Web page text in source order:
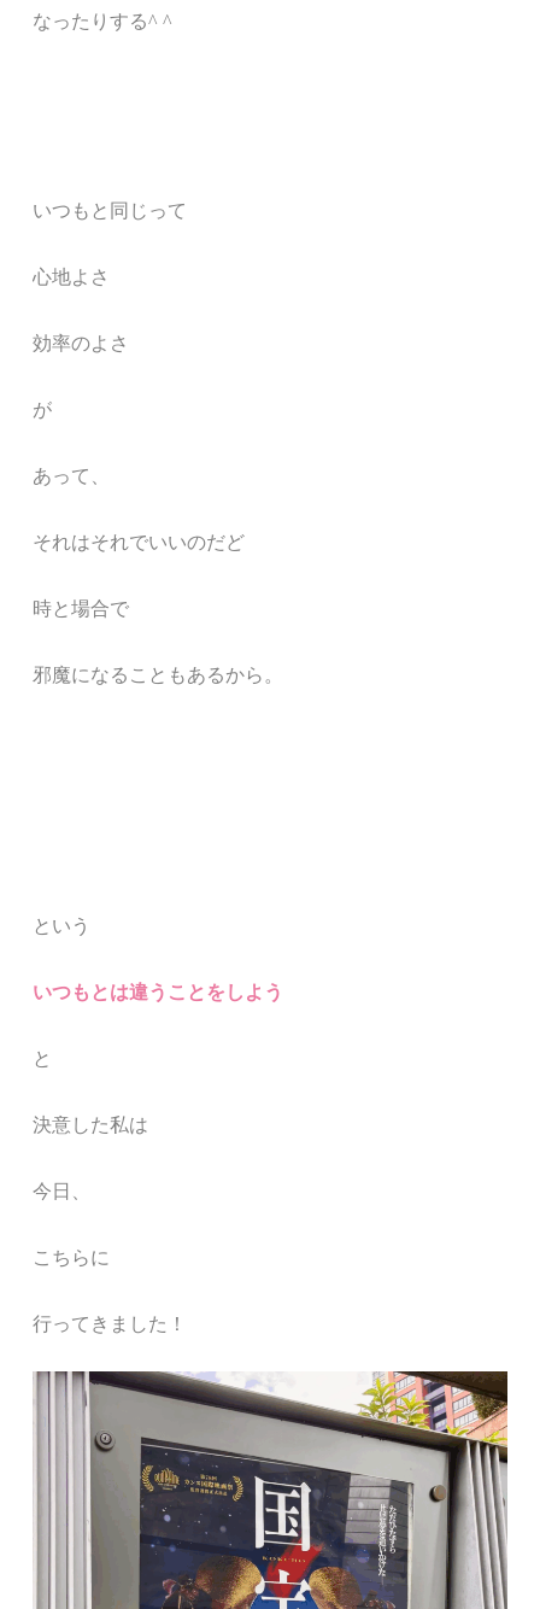
なったりする^ ^
いつもと同じって
心地よさ
効率のよさ
が
あって、
それはそれでいいのだど
時と場合で
邪魔になることもあるから。
という
いつもとは違うことをしよう
と
決意した私は
今日、
こちらに
行ってきました！